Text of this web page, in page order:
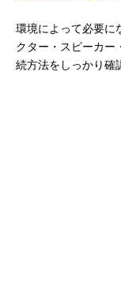
環境によって必要に
クター・スピーカー
続方法をしっかり確